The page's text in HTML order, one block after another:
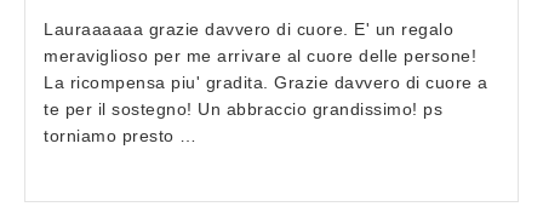
Lauraaaaaa grazie davvero di cuore. E' un regalo
meraviglioso per me arrivare al cuore delle persone!
La ricompensa piu' gradita. Grazie davvero di cuore a
te per il sostegno! Un abbraccio grandissimo! ps
torniamo presto …